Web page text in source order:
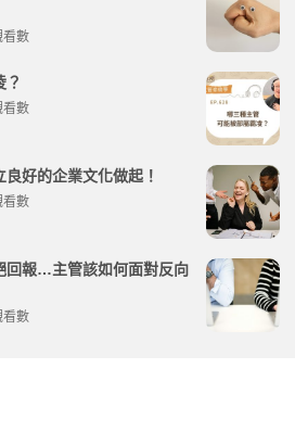
看數
？
看數
好的企業文化做起！
看數
回報…主管該如何面對反向
看數